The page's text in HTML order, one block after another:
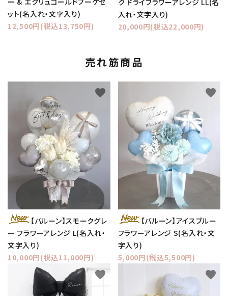
ット(名入れ・文字入り)
12,500円(税込13,750円)
入れ・文字入り)
20,000円(税込22,000円)
売れ筋商品
【バルーン】スモークグレ
ー フラワーアレンジ L(名入れ・
文字入り)
10,000円(税込11,000円)
favorite
【バルーン】アイスブルー
フラワーアレンジ S(名入れ・文
字入り)
5,000円(税込5,500円)
favorite
favorite favorite